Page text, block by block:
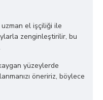
uzman el işçiliği ile
zenginleştirilir, bu
yüzeylerde
öneririz, böylece